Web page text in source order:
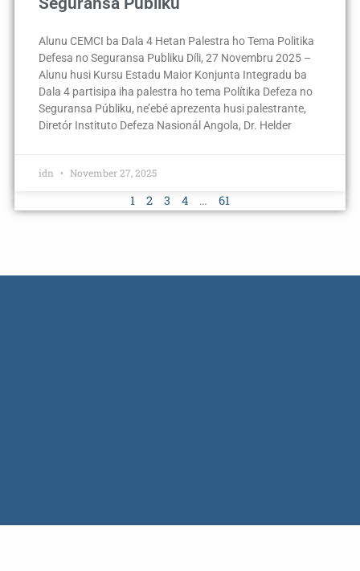
Alunu CEMCI ba Dala 4 Hetan Palestra ho Tema Politika
Defesa no Seguransa Publiku Díli, 27 Novembru 2025 –
Alunu husi Kursu Estadu Maior Konjunta Integradu ba
Dala 4 partisipa iha palestra ho tema Polítika Defeza no
Seguransa Públiku, ne’ebé aprezenta husi palestrante,
Diretór Instituto Defeza Nasionál Angola, Dr. Helder
idn November 27, 2025
1 2 3 4 … 61